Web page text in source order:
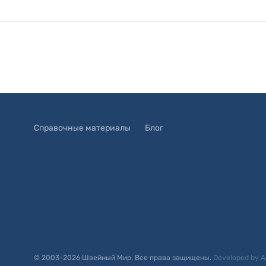
Справочные материалы Блог
© 2003-2026 Швейный Мир. Все права защищены. Developed by